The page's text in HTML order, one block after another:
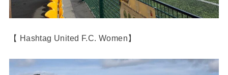
【 Hashtag United F.C. Women】